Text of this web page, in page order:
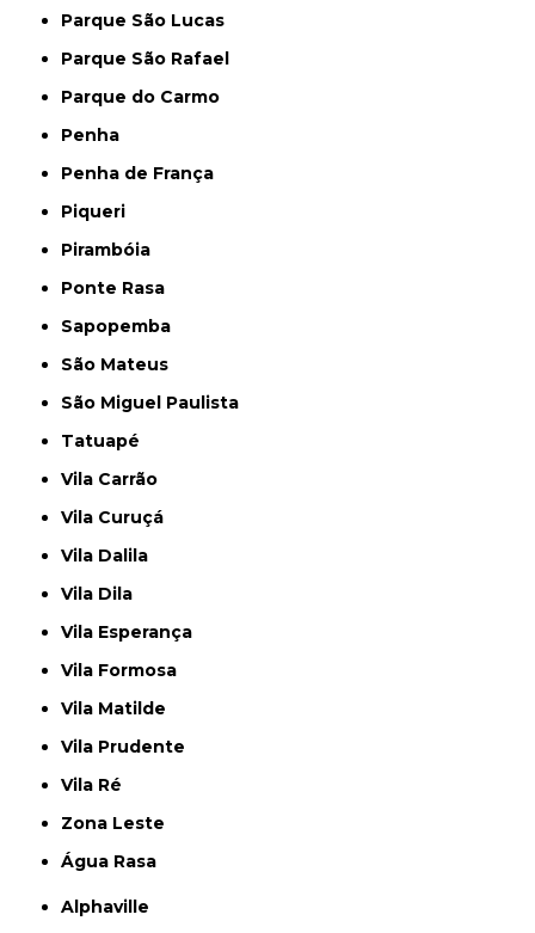
Parque São Lucas
Parque São Rafael
Parque do Carmo
Penha
Penha de França
Piqueri
Pirambóia
Ponte Rasa
Sapopemba
São Mateus
São Miguel Paulista
Tatuapé
Vila Carrão
Vila Curuçá
Vila Dalila
Vila Dila
Vila Esperança
Vila Formosa
Vila Matilde
Vila Prudente
Vila Ré
Zona Leste
Água Rasa
Alphaville